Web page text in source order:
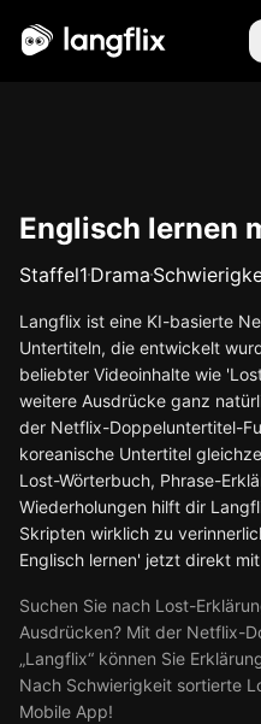
Deutsch
Englisch lernen
Staffel1 Drama
Langflix ist eine KI-basierte
Untertiteln, die entwickelt
beliebter Videoinhalte wie
weitere Ausdrücke ganz
der Netflix-Doppeluntertitel-
koreanische Untertitel
Lost-Wörterbuch, Phrase-
Wiederholungen hilft dir
Skripten wirklich zu
Englisch lernen' jetzt direkt
Suchen Sie nach Lost-
Ausdrücken? Mit der Netflix-
„Langflix“ können Sie
Nach Schwierigkeit sortierte
Mobile App!